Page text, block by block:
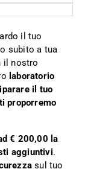
il tuo
subito a tua
il nostro
laboratorio
il tuo
proporremo
€ 200,00 la
aggiuntivi.
sul tuo